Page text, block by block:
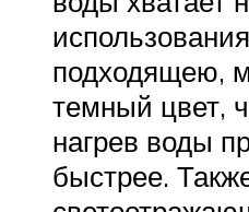
подходящею,
темный цвет,
нагрев воды
быстрее.